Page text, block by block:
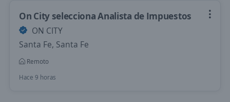
On City selecciona Analista de Impuestos
ON CITY
Santa Fe, Santa Fe
Remoto
Hace 9 horas